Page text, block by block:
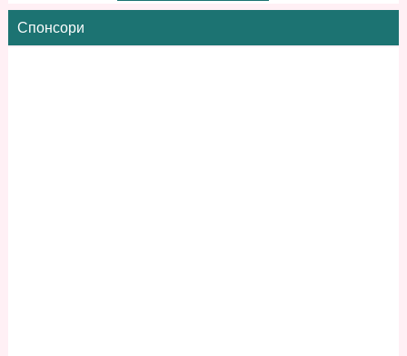
Спонсори